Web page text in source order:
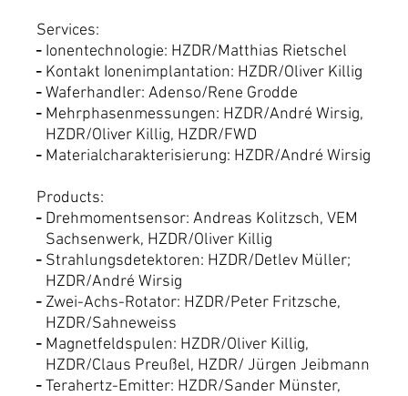
Services:
Ionentechnologie: HZDR/Matthias Rietschel
Kontakt Ionenimplantation: HZDR/Oliver Killig
Waferhandler: Adenso/Rene Grodde
Mehrphasenmessungen: HZDR/André Wirsig,
HZDR/Oliver Killig, HZDR/FWD
Materialcharakterisierung: HZDR/André Wirsig
Products:
Drehmomentsensor: Andreas Kolitzsch, VEM
Sachsenwerk, HZDR/Oliver Killig
Strahlungsdetektoren: HZDR/Detlev Müller;
HZDR/André Wirsig
Zwei-Achs-Rotator: HZDR/Peter Fritzsche,
HZDR/Sahneweiss
Magnetfeldspulen: HZDR/Oliver Killig,
HZDR/Claus Preußel, HZDR/ Jürgen Jeibmann
Terahertz-Emitter: HZDR/Sander Münster,